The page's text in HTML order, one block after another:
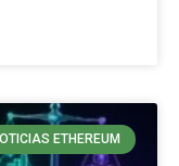
ETHEREUM